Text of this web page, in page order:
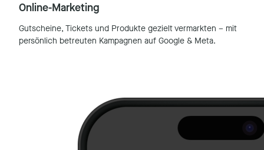
Online-Marketing
Gutscheine, Tickets und Produkte gezielt vermarkten – mit
persönlich betreuten Kampagnen auf Google & Meta.